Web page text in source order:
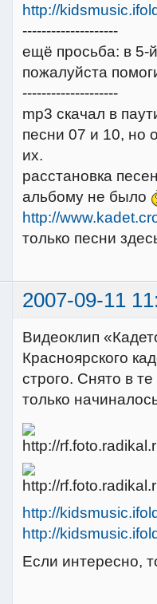
http://
--------------------
ещё просьба: в 5-
пожалуйста
--------------------
mp3 скачал в
песни 07 и 10, но
их.
расстановка
альбому не было
http://
только песни
2007-09-11
Видеоклип
Красноярского
строго. Снято в
только
http://
http://
Если интересно,